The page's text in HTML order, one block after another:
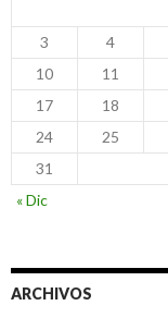
3
4
10
11
17
18
24
25
31
« Dic
ARCHIVOS